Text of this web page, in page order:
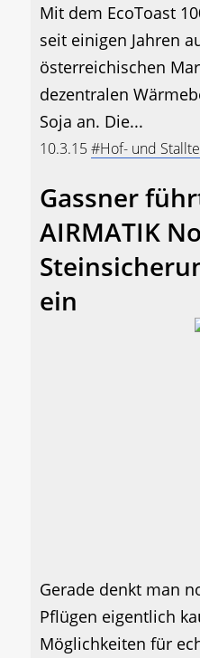
Mit dem EcoToast
seit einigen Jahren
österreichischen
dezentralen
Soja an. Die...
10.3.15#Hof- und
Gassner
AIRMATIK
ein
Gerade denkt man
Pflügen eigentlich
Möglichkeiten für